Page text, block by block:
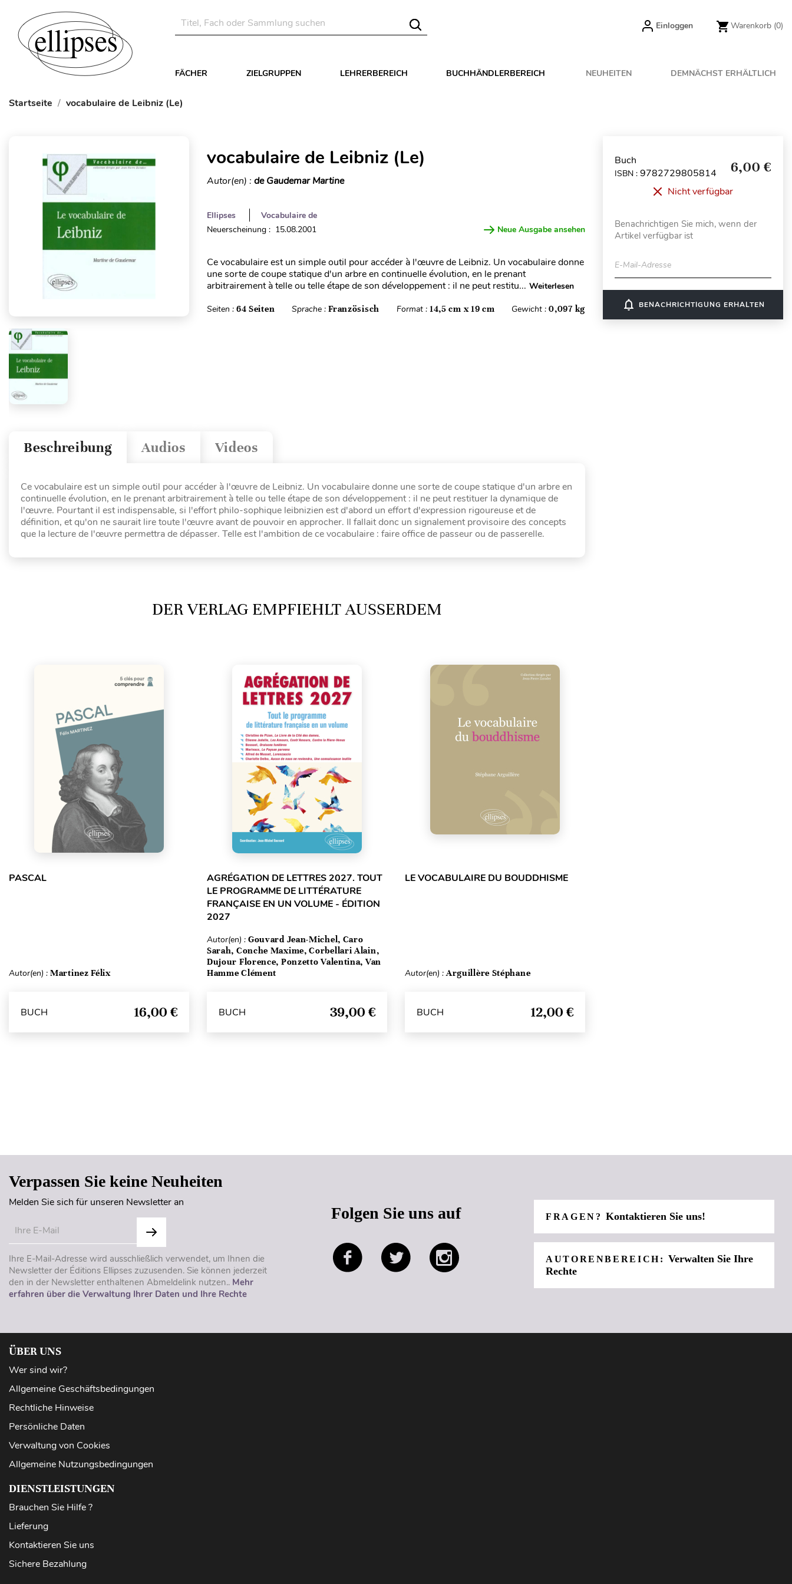
Einloggen Warenkorb (0)
FÄCHER ZIELGRUPPEN LEHRERBEREICH BUCHHÄNDLERBEREICH NEUHEITEN DEMNÄCHST ERHÄLTLICH
Startseite vocabulaire de Leibniz (Le)
vocabulaire de Leibniz (Le)
Autor(en) : de Gaudemar Martine
Ellipses
Vocabulaire de
Neuerscheinung : 15.08.2001
Neue Ausgabe ansehen
Ce vocabulaire est un simple outil pour accéder à l'œuvre de Leibniz. Un vocabulaire donne
une sorte de coupe statique d'un arbre en continuelle évolution, en le prenant
arbitrairement à telle ou telle étape de son développement : il ne peut restitu... Weiterlesen
Seiten : 64 Seiten Sprache :Französisch Format : 14,5 cm x 19 cm Gewicht :0,097 kg
Videos
Audios
Beschreibung
Ce vocabulaire est un simple outil pour accéder à l'œuvre de Leibniz. Un vocabulaire donne une sorte de coupe statique d'un arbre en
continuelle évolution, en le prenant arbitrairement à telle ou telle étape de son développement : il ne peut restituer la dynamique de
l'œuvre. Pourtant il est indispensable, si l'effort philo-sophique leibnizien est d'abord un effort d'expression rigoureuse et de
définition, et qu'on ne saurait lire toute l'œuvre avant de pouvoir en approcher. Il fallait donc un signalement provisoire des concepts
que la lecture de l'œuvre permettra de dépasser. Telle est l'ambition de ce vocabulaire : faire office de passeur ou de passerelle.
DER VERLAG EMPFIEHLT AUSSERDEM
PASCAL
Autor(en) : Martinez Félix
BUCH 16,00 €
AGRÉGATION DE LETTRES 2027. TOUT
LE PROGRAMME DE LITTÉRATURE
FRANÇAISE EN UN VOLUME - ÉDITION
2027
Autor(en) : Gouvard Jean-Michel, Caro
Sarah, Conche Maxime, Corbellari Alain,
Dujour Florence, Ponzetto Valentina, Van
Hamme Clément
BUCH 39,00 €
LE VOCABULAIRE DU BOUDDHISME
Autor(en) :Arguillère Stéphane
BUCH 12,00 €
Buch
ISBN : 9782729805814 6,00 €
Nicht verfügbar
Benachrichtigen Sie mich, wenn der
Artikel verfügbar ist
E-Mail-Adresse
notifications_none BENACHRICHTIGUNG ERHALTEN
Verpassen Sie keine Neuheiten
Melden Sie sich für unseren Newsletter an
Ihre E-Mail-Adresse wird ausschließlich verwendet, um Ihnen die
Newsletter der Éditions Ellipses zuzusenden. Sie können jederzeit
den in der Newsletter enthaltenen Abmeldelink nutzen.. Mehr
erfahren über die Verwaltung Ihrer Daten und Ihre Rechte
Folgen Sie uns auf FRAGEN?Kontaktieren Sie uns!
AUTORENBEREICH:Verwalten Sie Ihre
Rechte
ÜBER UNS
Wer sind wir?
Allgemeine Geschäftsbedingungen
Rechtliche Hinweise
Persönliche Daten
Verwaltung von Cookies
Allgemeine Nutzungsbedingungen
DIENSTLEISTUNGEN
Brauchen Sie Hilfe ?
Lieferung
Kontaktieren Sie uns
Sichere Bezahlung